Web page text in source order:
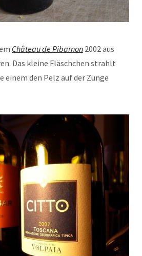
Château de Pibarnon 2002 aus
Das kleine Fläschchen strahlt
einem den Pelz auf der Zunge